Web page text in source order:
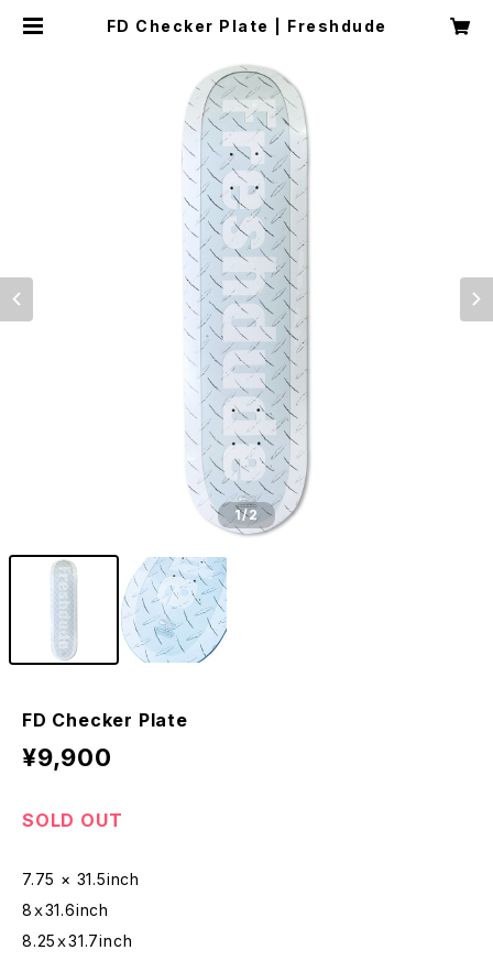
FD Checker Plate | Freshdude
1/2
FD Checker Plate
¥9,900
SOLD OUT
7.75 × 31.5inch
8ｘ31.6inch
8.25ｘ31.7inch